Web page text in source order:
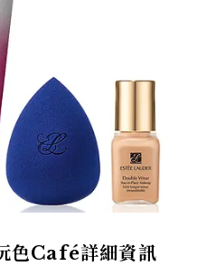
色Café詳細資訊